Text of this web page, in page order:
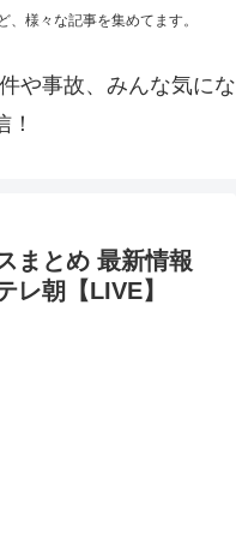
様々な記事を集めてます。
や事故、みんな気にな
！
まとめ 最新情報
レ朝【LIVE】